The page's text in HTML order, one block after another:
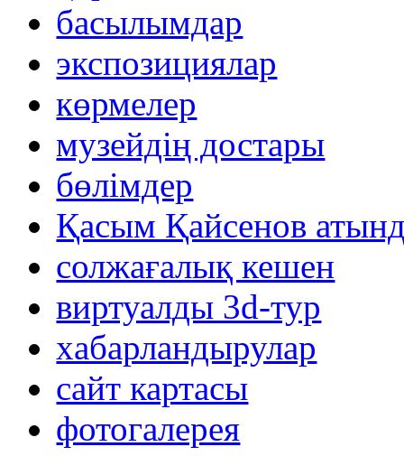
басылымдар
экспозициялар
көрмелер
музейдің достары
бөлімдер
Қасым Қайсенов
солжағалық кешен
виртуалды 3d-тур
xабарландырулар
сайт картасы
фотогалерея